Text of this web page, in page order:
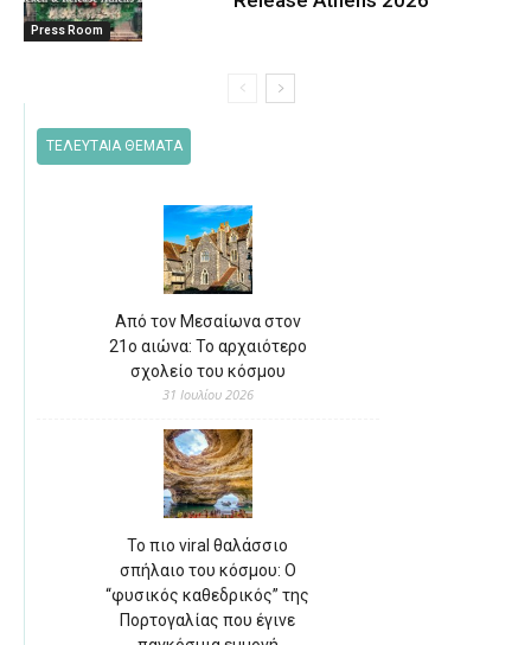
Press Room
ΤΕΛΕΥΤΑΙΑ ΘΕΜΑΤΑ
Από τον Μεσαίωνα στον
21ο αιώνα: Το αρχαιότερο
σχολείο του κόσμου
31 Ιουλίου 2026
Το πιο viral θαλάσσιο
σπήλαιο του κόσμου: Ο
“φυσικός καθεδρικός” της
Πορτογαλίας που έγινε